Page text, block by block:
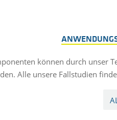
können durch unser
Alle unsere Fallstudien